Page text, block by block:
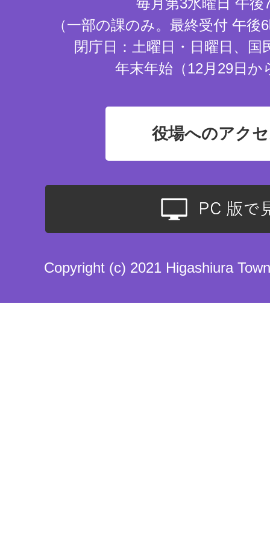
毎月第3水曜日 午後
（一部の課のみ。最終受付 午
閉庁日：土曜日・日曜日、国
年末年始（12月29日か
役場へのアク
Copyright (c) 2021 Higashiura